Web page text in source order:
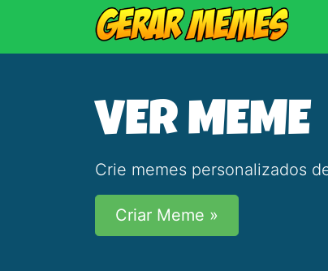
VER MEME
Crie memes personalizados
Criar Meme »